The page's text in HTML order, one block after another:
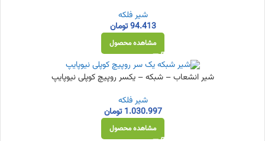
شیر فلکه
94.413 تومان
مشاهده محصول
شیر انشعاب – شبکه – یکسر روپیچ کوپلی نیوپایپ
شیر فلکه
1.030.997 تومان
مشاهده محصول